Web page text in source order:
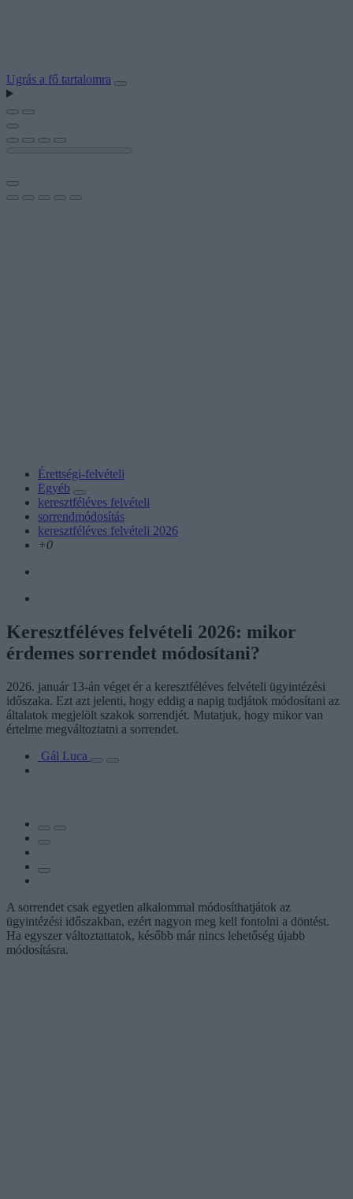
Ugrás a fő tartalomra
Érettségi-felvételi
Egyéb
keresztféléves felvételi
sorrendmódosítás
keresztféléves felvételi 2026
+0
Keresztféléves felvételi 2026: mikor
érdemes sorrendet módosítani?
2026. január 13-án véget ér a keresztféléves felvételi ügyintézési
időszaka. Ezt azt jelenti, hogy eddig a napig tudjátok módosítani az
általatok megjelölt szakok sorrendjét. Mutatjuk, hogy mikor van
értelme megváltoztatni a sorrendet.
Gál Luca
A sorrendet csak egyetlen alkalommal módosíthatjátok az
ügyintézési időszakban, ezért nagyon meg kell fontolni a döntést.
Ha egyszer változtattatok, később már nincs lehetőség újabb
módosításra.